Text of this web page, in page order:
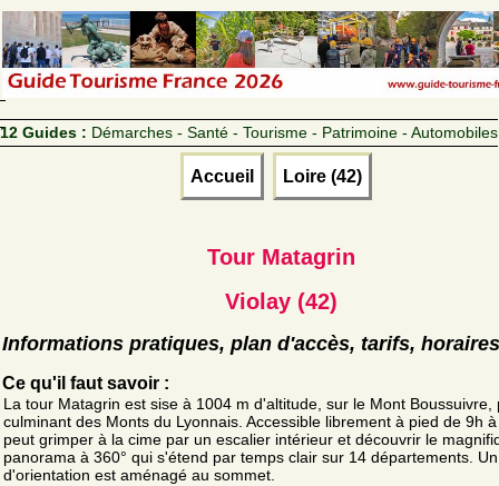
12 Guides : Démarches - Santé - Tourisme - Patrimoine - Automobiles
Accueil Loire (42)
Tour Matagrin
Violay (42)
Informations pratiques, plan d'accès, tarifs, horaires
Ce qu'il faut savoir :
La tour Matagrin est sise à 1004 m d'altitude, sur le Mont Boussuivre,
culminant des Monts du Lyonnais. Accessible librement à pied de 9h
peut grimper à la cime par un escalier intérieur et découvrir le
panorama à 360° qui s'étend par temps clair sur 14 départements.
d'orientation est aménagé au sommet.